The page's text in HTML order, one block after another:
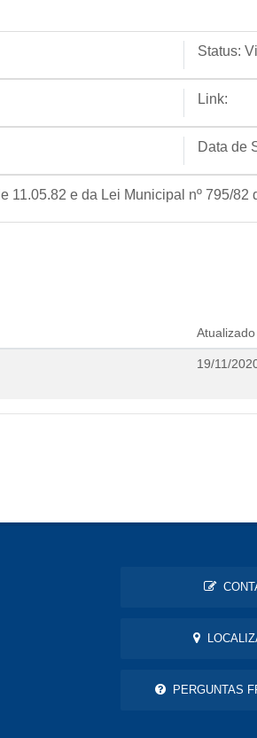
Status:
Link:
Data de
11.05.82 e da Lei Municipal nº 795/
19/11/
PERGUNTAS